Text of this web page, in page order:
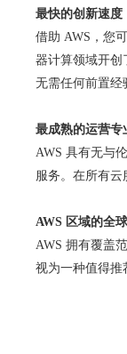
最快的创新速度
借助 AWS，您
器计算领域开创
无需任何前置经
最成熟的运营专
AWS 具有无与
服务。在所有云
AWS 区域的全
AWS 拥有覆盖
视为一种值得推